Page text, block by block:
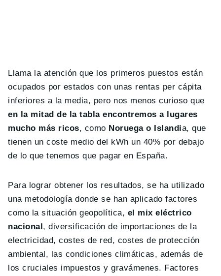
Llama la atención que los primeros puestos están
ocupados por estados con unas rentas per cápita
inferiores a la media, pero nos menos curioso que
en la mitad de la tabla encontremos a lugares
mucho más ricos, como Noruega o Islandia, que
tienen un coste medio del kWh un 40% por debajo
de lo que tenemos que pagar en España.
Para lograr obtener los resultados, se ha utilizado
una metodología donde se han aplicado factores
como la situación geopolítica, el mix eléctrico
nacional , diversificación de importaciones de la
electricidad, costes de red, costes de protección
ambiental, las condiciones climáticas, además de
los cruciales impuestos y gravámenes. Factores